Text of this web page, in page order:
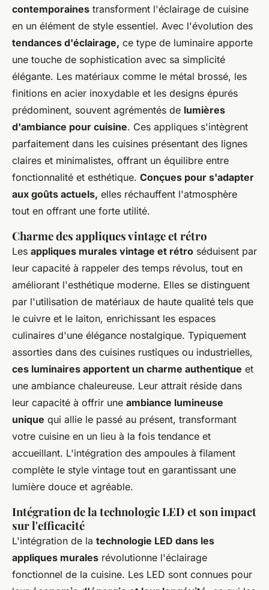
contemporaines transforment l'éclairage de cuisine
en un élément de style essentiel. Avec l'évolution des
tendances d'éclairage, ce type de luminaire apporte
une touche de sophistication avec sa simplicité
élégante. Les matériaux comme le métal brossé, les
finitions en acier inoxydable et les designs épurés
prédominent, souvent agrémentés de lumières
d'ambiance pour cuisine. Ces appliques s'intègrent
parfaitement dans les cuisines présentant des lignes
claires et minimalistes, offrant un équilibre entre
fonctionnalité et esthétique. Conçues pour s'adapter
aux goûts actuels, elles réchauffent l'atmosphère
tout en offrant une forte utilité.
Charme des appliques vintage et rétro
Les appliques murales vintage et rétro séduisent par
leur capacité à rappeler des temps révolus, tout en
améliorant l'esthétique moderne. Elles se distinguent
par l'utilisation de matériaux de haute qualité tels que
le cuivre et le laiton, enrichissant les espaces
culinaires d'une élégance nostalgique. Typiquement
assorties dans des cuisines rustiques ou industrielles,
ces luminaires apportent un charme authentique et
une ambiance chaleureuse. Leur attrait réside dans
leur capacité à offrir une ambiance lumineuse
unique qui allie le passé au présent, transformant
votre cuisine en un lieu à la fois tendance et
accueillant. L'intégration des ampoules à filament
complète le style vintage tout en garantissant une
lumière douce et agréable.
Intégration de la technologie LED et son impact
sur l'efficacité
L'intégration de la technologie LED dans les
appliques murales révolutionne l'éclairage
fonctionnel de la cuisine. Les LED sont connues pour